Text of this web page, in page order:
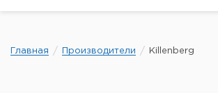
Главная Производители Killenberg